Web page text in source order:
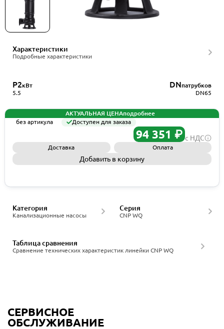
Характеристики
Подробные характеристики
P2кВт
5.5
DNпатрубков
DN65
АКТУАЛЬНАЯ ЦЕНАподробнее
без артикула
Доступен для заказа
94 351 ₽ с НДС
Доставка Оплата
Добавить в корзину
Канализационные насосы
Категория
CNP WQ
Серия
Сравнение технических характеристик линейки CNP WQ
Таблица сравнения
СЕРВИСНОЕ
ОБСЛУЖИВАНИЕ